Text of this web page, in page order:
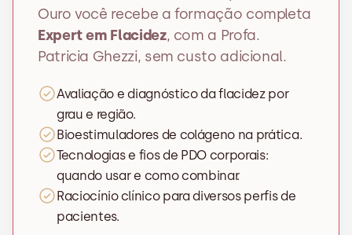
Expert em Flacidez, com a Profa.
Patricia Ghezzi, sem custo adicional.
Avaliação e diagnóstico da flacidez por
grau e região.
Bioestimuladores de colágeno na prática.
Tecnologias e fios de PDO corporais:
quando usar e como combinar.
Raciocínio clínico para diversos perfis de
pacientes.